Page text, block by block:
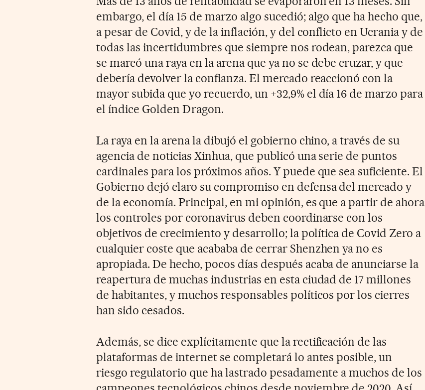
embargo, el día 15 de marzo algo sucedió; algo que ha hecho que,
a pesar de Covid, y de la inflación, y del conflicto en Ucrania y de
todas las incertidumbres que siempre nos rodean, parezca que
se marcó una raya en la arena que ya no se debe cruzar, y que
debería devolver la confianza. El mercado reaccionó con la
mayor subida que yo recuerdo, un +32,9% el día 16 de marzo para
el índice Golden Dragon.
La raya en la arena la dibujó el gobierno chino, a través de su
agencia de noticias Xinhua, que publicó una serie de puntos
cardinales para los próximos años. Y puede que sea suficiente. El
Gobierno dejó claro su compromiso en defensa del mercado y
de la economía. Principal, en mi opinión, es que a partir de ahora
los controles por coronavirus deben coordinarse con los
objetivos de crecimiento y desarrollo; la política de Covid Zero a
cualquier coste que acababa de cerrar Shenzhen ya no es
apropiada. De hecho, pocos días después acaba de anunciarse la
reapertura de muchas industrias en esta ciudad de 17 millones
de habitantes, y muchos responsables políticos por los cierres
han sido cesados.
Además, se dice explícitamente que la rectificación de las
plataformas de internet se completará lo antes posible, un
riesgo regulatorio que ha lastrado pesadamente a muchos de los